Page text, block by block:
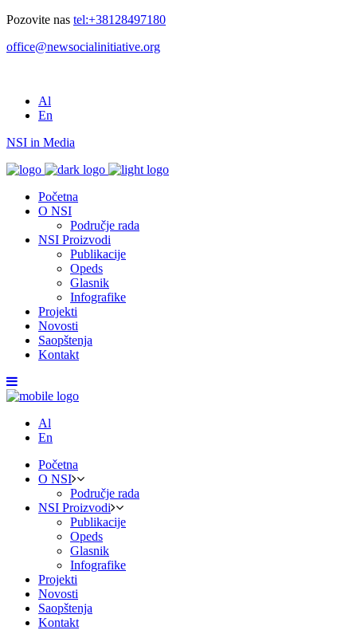
Pozovite nas tel:+38128497180
office@newsocialinitiative.org
Al
En
NSI in Media
Početna
O NSI
Područje rada
NSI Proizvodi
Publikacije
Opeds
Glasnik
Infografike
Projekti
Novosti
Saopštenja
Kontakt
Al
En
Početna
O NSI
Područje rada
NSI Proizvodi
Publikacije
Opeds
Glasnik
Infografike
Projekti
Novosti
Saopštenja
Kontakt